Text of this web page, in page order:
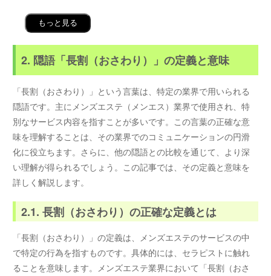
もっと見る
2. 隠語「長割（おさわり）」の定義と意味
「長割（おさわり）」という言葉は、特定の業界で用いられる
隠語です。主にメンズエステ（メンエス）業界で使用され、特
別なサービス内容を指すことが多いです。この言葉の正確な意
味を理解することは、その業界でのコミュニケーションの円滑
化に役立ちます。さらに、他の隠語との比較を通じて、より深
い理解が得られるでしょう。この記事では、その定義と意味を
詳しく解説します。
2.1. 長割（おさわり）の正確な定義とは
「長割（おさわり）」の定義は、メンズエステのサービスの中
で特定の行為を指すものです。具体的には、セラピストに触れ
ることを意味します。メンズエステ業界において「長割（おさ